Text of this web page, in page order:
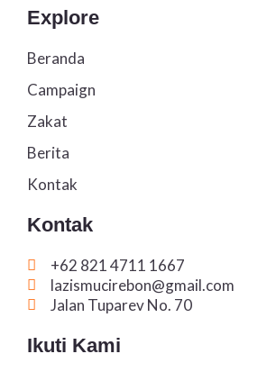
Explore
Beranda
Campaign
Zakat
Berita
Kontak
Kontak
+62 821 4711 1667
lazismucirebon@gmail.com
Jalan Tuparev No. 70
Ikuti Kami